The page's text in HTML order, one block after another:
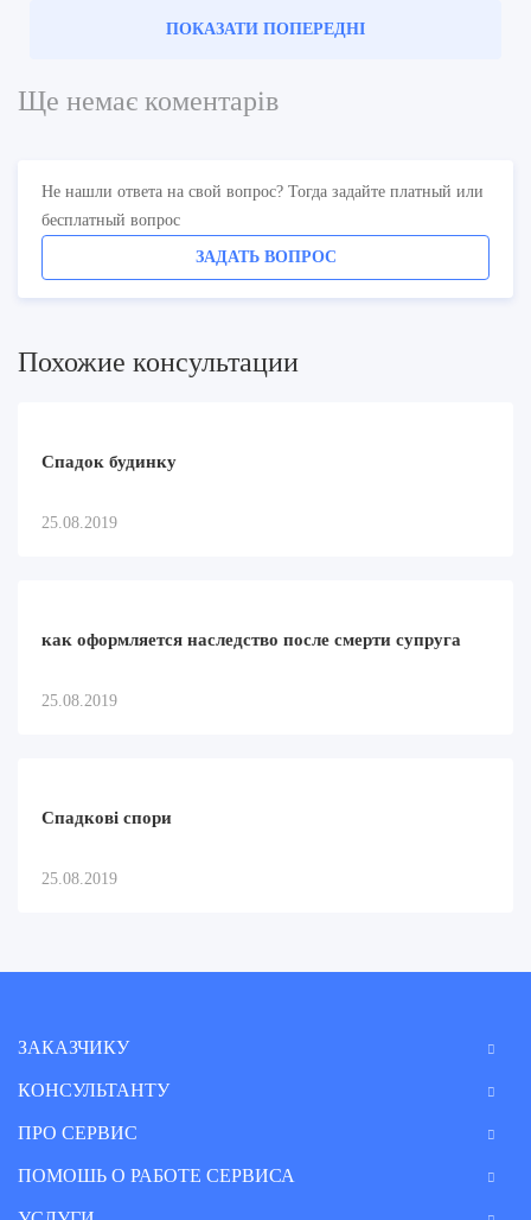
ПОКАЗАТИ ПОПЕРЕДНІ
Ще немає коментарів
Не нашли ответа на свой вопрос? Тогда задайте платный или
бесплатный вопрос
ЗАДАТЬ ВОПРОС
Похожие консультации
Спадок будинку
25.08.2019
как оформляется наследство после смерти супруга
25.08.2019
Спадкові спори
25.08.2019
ЗАКАЗЧИКУ
КОНСУЛЬТАНТУ
ПРО СЕРВИС
ПОМОШЬ О РАБОТЕ СЕРВИСА